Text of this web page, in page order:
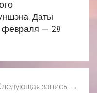
Даты
февраля — 28
запись